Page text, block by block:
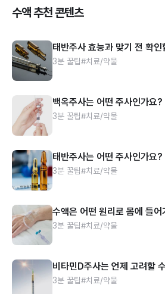
수액 추천 콘텐츠
태반주사 효능과 맞기 전 확인
3분 꿀팁#치료/약물
백옥주사는 어떤 주사인가요
3분 꿀팁#치료/약물
태반주사는 어떤 주사인가요
3분 꿀팁#치료/약물
수액은 어떤 원리로 몸에 들어
3분 꿀팁#치료/약물
비타민D주사는 언제 고려할
3분 꿀팁#치료/약물